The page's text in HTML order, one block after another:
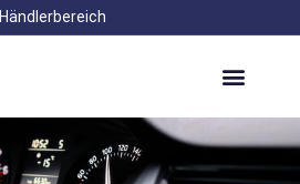
Händlerbereich